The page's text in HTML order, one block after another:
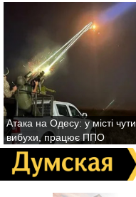
Атака на Одесу: у місті чути
вибухи, працює ППО